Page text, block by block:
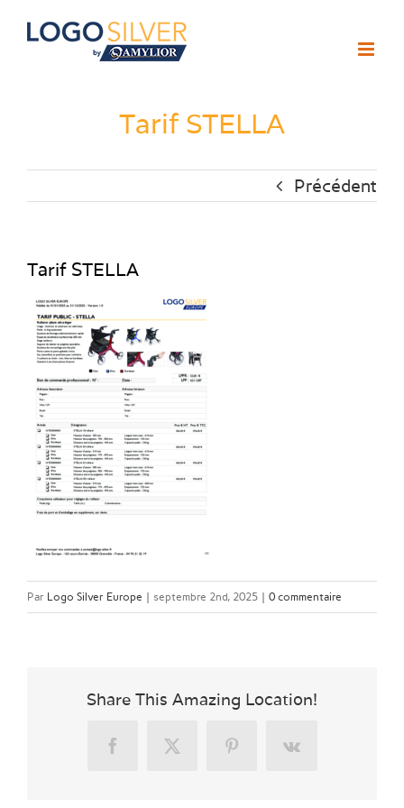
Passer
Tarif STELLA
Précédent
Tarif STELLA
Par Logo Silver Europe | septembre 2nd, 2025 | 0 commentaire
Share This Amazing Location!
FacebookX PinterestVk